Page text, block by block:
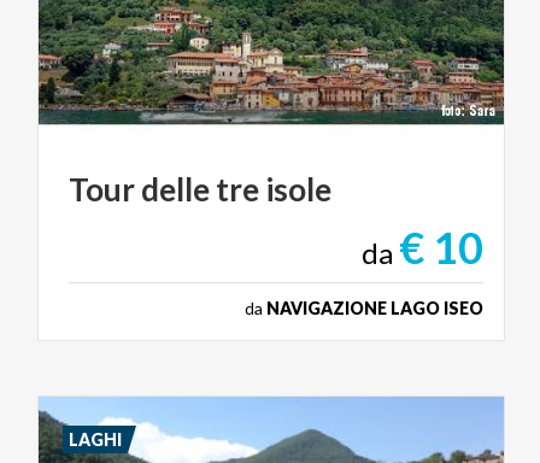
Tourdelletre isole
da € 10
da NAVIGAZIONE LAGO ISEO
LAGHI